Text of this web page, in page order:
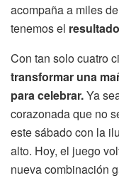
acompaña a miles
tenemos el
Con tan solo cuatro
transformar una
para celebrar.Ya
corazonada que no
este sábado con la
alto. Hoy, el juego
nueva combinación